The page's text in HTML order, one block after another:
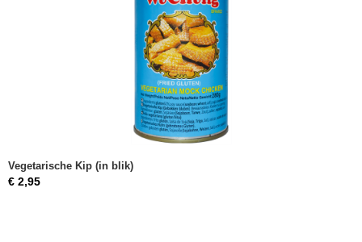
Vegetarische Kip (in blik)
€ 2,95